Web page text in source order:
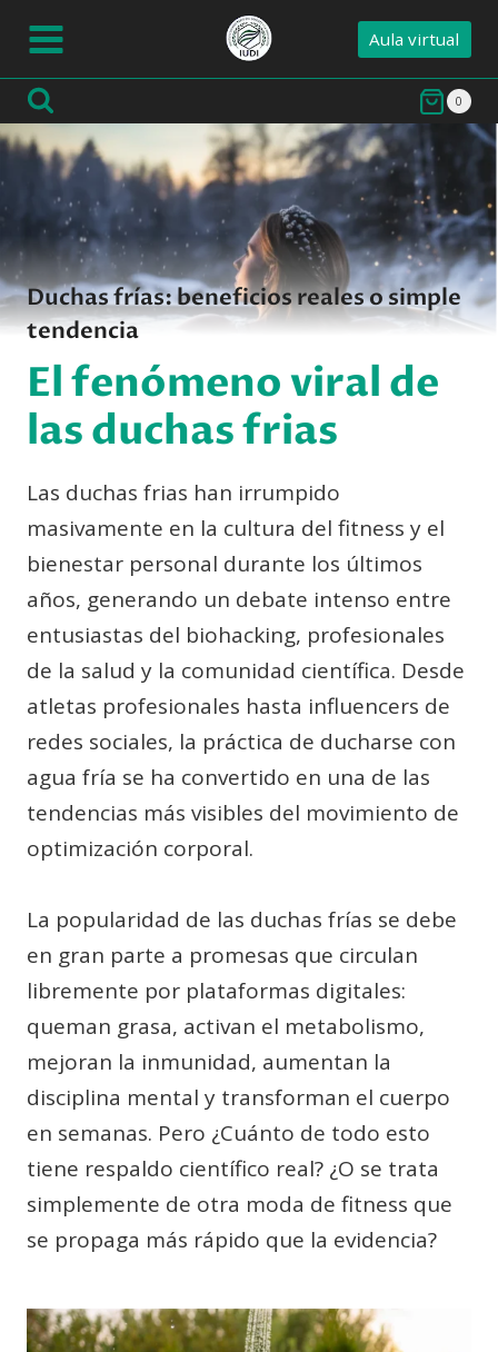
contenido
Aula virtual
0
Duchas frías: beneficios reales o simple
tendencia
El fenómeno viral de
las duchas frias
Las duchas frias han irrumpido
masivamente en la cultura del fitness y el
bienestar personal durante los últimos
años, generando un debate intenso entre
entusiastas del biohacking, profesionales
de la salud y la comunidad científica. Desde
atletas profesionales hasta influencers de
redes sociales, la práctica de ducharse con
agua fría se ha convertido en una de las
tendencias más visibles del movimiento de
optimización corporal.
La popularidad de las duchas frías se debe
en gran parte a promesas que circulan
libremente por plataformas digitales:
queman grasa, activan el metabolismo,
mejoran la inmunidad, aumentan la
disciplina mental y transforman el cuerpo
en semanas. Pero ¿Cuánto de todo esto
tiene respaldo científico real? ¿O se trata
simplemente de otra moda de fitness que
se propaga más rápido que la evidencia?